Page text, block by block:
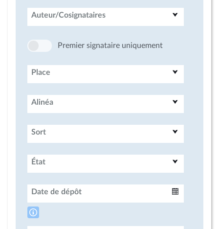
Auteur/Cosignataires
Premier signataire uniquement
Place
Alinéa
Sort
État
Date de dépôt